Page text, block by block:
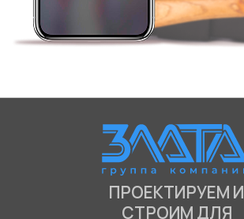
ПРОЕКТИРУЕМ И
СТРОИМ ДЛЯ